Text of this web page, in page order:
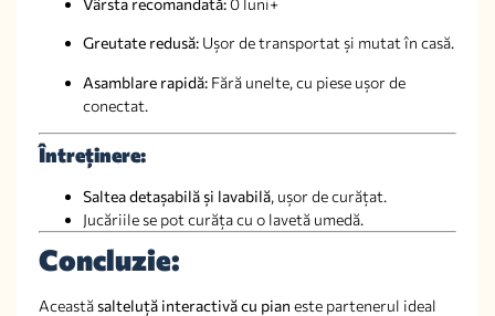
Greutate redusă: Ușor de transportat și mutat în casă.
Asamblare rapidă: Fără unelte, cu piese ușor de
conectat.
Întreținere:
Saltea detașabilă și lavabilă, ușor de curățat.
Jucăriile se pot curăța cu o lavetă umedă.
Concluzie:
Această salteluță interactivă cu pian este partenerul ideal